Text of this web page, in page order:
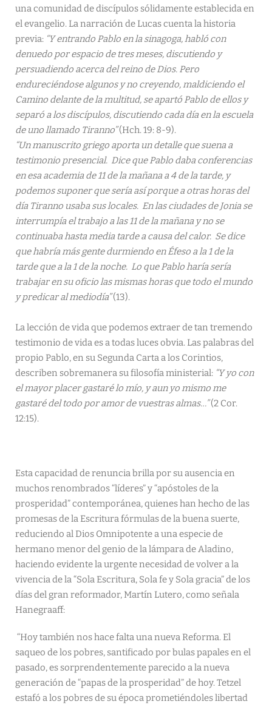
una comunidad de discípulos sólidamente establecida en
el evangelio. La narración de Lucas cuenta la historia
previa: “Y entrando Pablo en la sinagoga, habló con
denuedo por espacio de tres meses, discutiendo y
persuadiendo acerca del reino de Dios. Pero
endureciéndose algunos y no creyendo, maldiciendo el
Camino delante de la multitud, se apartó Pablo de ellos y
separó a los discípulos, discutiendo cada día en la escuela
de uno llamado Tiranno”(Hch. 19: 8-9).
“Un manuscrito griego aporta un detalle que suena a
testimonio presencial. Dice que Pablo daba conferencias
en esa academia de 11 de la mañana a 4 de la tarde, y
podemos suponer que sería así porque a otras horas del
día Tiranno usaba sus locales. En las ciudades de Jonia se
interrumpía el trabajo a las 11 de la mañana y no se
continuaba hasta media tarde a causa del calor. Se dice
que habría más gente durmiendo en Éfeso a la 1 de la
tarde que a la 1 de la noche. Lo que Pablo haría sería
trabajar en su oficio las mismas horas que todo el mundo
y predicar al mediodía”(13).
La lección de vida que podemos extraer de tan tremendo
testimonio de vida es a todas luces obvia. Las palabras del
propio Pablo, en su Segunda Carta a los Corintios,
describen sobremanera su filosofía ministerial: “Y yo con
el mayor placer gastaré lo mío, y aun yo mismo me
gastaré del todo por amor de vuestras almas…”(2 Cor.
12:15).
Esta capacidad de renuncia brilla por su ausencia en
muchos renombrados “líderes” y “apóstoles de la
prosperidad” contemporánea, quienes han hecho de las
promesas de la Escritura fórmulas de la buena suerte,
reduciendo al Dios Omnipotente a una especie de
hermano menor del genio de la lámpara de Aladino,
haciendo evidente la urgente necesidad de volver a la
vivencia de la “Sola Escritura, Sola fe y Sola gracia” de los
días del gran reformador, Martín Lutero, como señala
Hanegraaff:
“Hoy también nos hace falta una nueva Reforma. El
saqueo de los pobres, santificado por bulas papales en el
pasado, es sorprendentemente parecido a la nueva
generación de “papas de la prosperidad” de hoy. Tetzel
estafó a los pobres de su época prometiéndoles libertad